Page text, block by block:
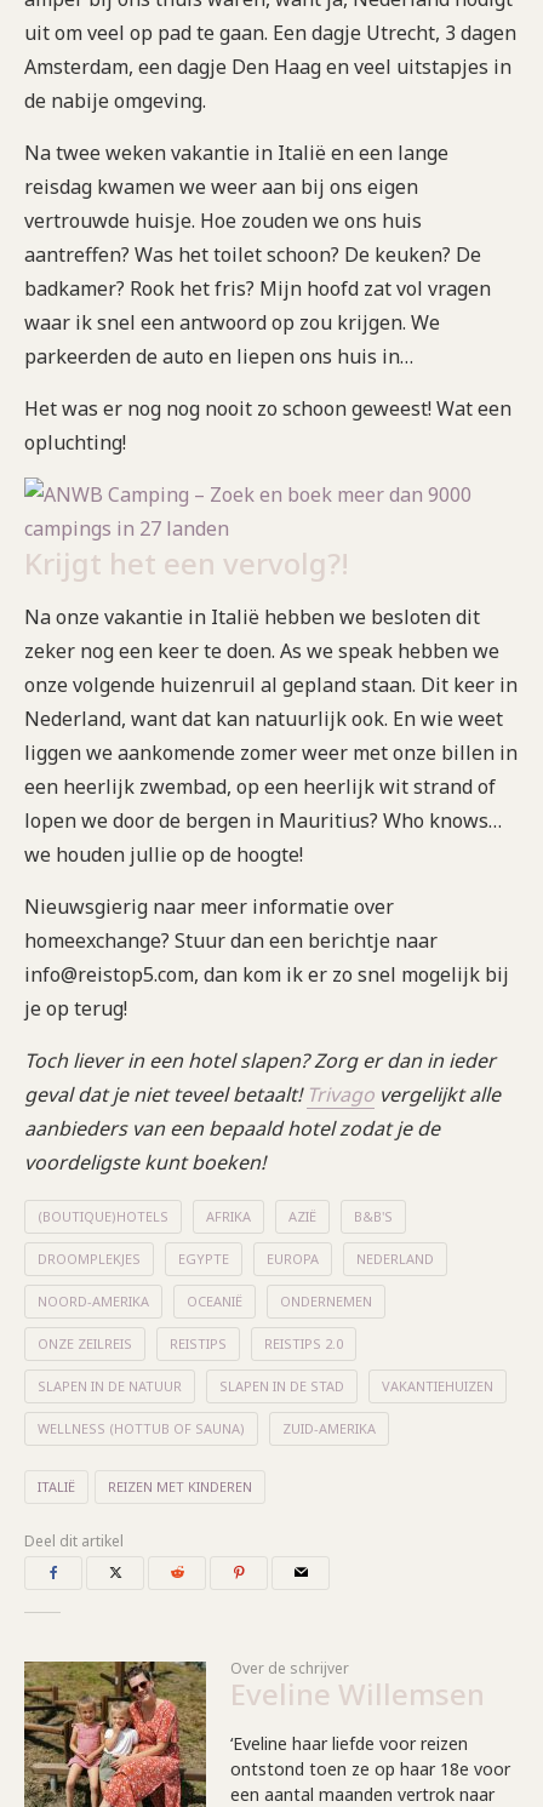
uit om veel op pad te gaan. Een dagje Utrecht, 3 dagen
Amsterdam, een dagje Den Haag en veel uitstapjes in
de nabije omgeving.
Na twee weken vakantie in Italië en een lange
reisdag kwamen we weer aan bij ons eigen
vertrouwde huisje. Hoe zouden we ons huis
aantreffen? Was het toilet schoon? De keuken? De
badkamer? Rook het fris? Mijn hoofd zat vol vragen
waar ik snel een antwoord op zou krijgen. We
parkeerden de auto en liepen ons huis in…
Het was er nog nog nooit zo schoon geweest! Wat een
opluchting!
Krijgt het een vervolg?!
Na onze vakantie in Italië hebben we besloten dit
zeker nog een keer te doen. As we speak hebben we
onze volgende huizenruil al gepland staan. Dit keer in
Nederland, want dat kan natuurlijk ook. En wie weet
liggen we aankomende zomer weer met onze billen in
een heerlijk zwembad, op een heerlijk wit strand of
lopen we door de bergen in Mauritius? Who knows…
we houden jullie op de hoogte!
Nieuwsgierig naar meer informatie over
homeexchange? Stuur dan een berichtje naar
info@reistop5.com, dan kom ik er zo snel mogelijk bij
je op terug!
Toch liever in een hotel slapen? Zorg er dan in ieder
geval dat je niet teveel betaalt! Trivago vergelijkt alle
aanbieders van een bepaald hotel zodat je de
voordeligste kunt boeken!
(BOUTIQUE)HOTELS AFRIKA AZIË B&B'S
DROOMPLEKJES EGYPTE EUROPA NEDERLAND
NOORD-AMERIKA OCEANIË ONDERNEMEN
ONZE ZEILREIS REISTIPS REISTIPS 2.0
SLAPEN IN DE NATUUR SLAPEN IN DE STAD VAKANTIEHUIZEN
WELLNESS (HOTTUB OF SAUNA) ZUID-AMERIKA
ITALIË REIZEN MET KINDEREN
Deel dit artikel
Over de schrijver
Eveline Willemsen
‘Eveline haar liefde voor reizen
ontstond toen ze op haar 18e voor
een aantal maanden vertrok naar